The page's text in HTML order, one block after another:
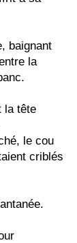
baignant
la
la tête
le cou
criblés